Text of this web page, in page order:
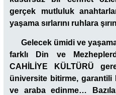
gerçek mutluluk
yaşama sırlarını ruhlara
Gelecek ümidi ve
farklı Din ve
CAHİLİYE KÜLTÜRÜ
üniversite bitirme,
ve araba edinme…